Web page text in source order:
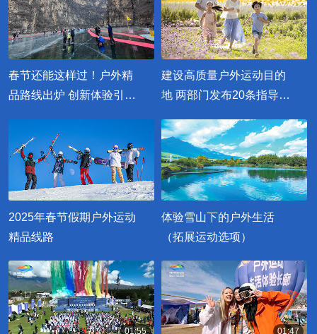
春节还能这样过！户外精
品路线出炉 创新体验引领
建设高质量户外运动目的
地 两部门发布20条指导意
2025年春节假期户外运动
精品线路
体验雪山下的户外生活
（拓展运动选项）
01:55 01:47